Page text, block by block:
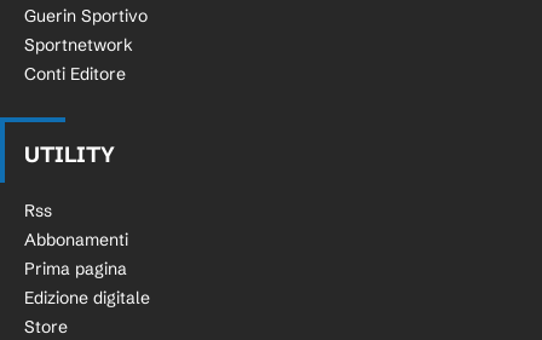
Guerin Sportivo
Sportnetwork
Conti Editore
UTILITY
Rss
Abbonamenti
Prima pagina
Edizione digitale
Store